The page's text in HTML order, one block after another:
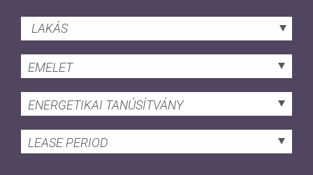
LAKÁS
EMELET
ENERGETIKAI TANÚSÍTVÁNY
LEASE PERIOD